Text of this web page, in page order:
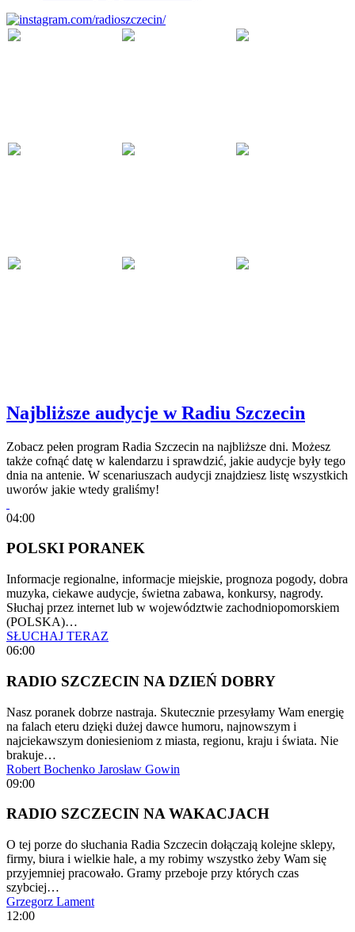
Najbliższe audycje w Radiu Szczecin
Zobacz pełen program Radia Szczecin na najbliższe dni. Możesz
także cofnąć datę w kalendarzu i sprawdzić, jakie audycje były tego
dnia na antenie. W scenariuszach audycji znajdziesz listę wszystkich
uworów jakie wtedy graliśmy!
04:00
POLSKI PORANEK
Informacje regionalne, informacje miejskie, prognoza pogody, dobra
muzyka, ciekawe audycje, świetna zabawa, konkursy, nagrody.
Słuchaj przez internet lub w województwie zachodniopomorskiem
(POLSKA)…
SŁUCHAJ TERAZ
06:00
RADIO SZCZECIN NA DZIEŃ DOBRY
Nasz poranek dobrze nastraja. Skutecznie przesyłamy Wam energię
na falach eteru dzięki dużej dawce humoru, najnowszym i
najciekawszym doniesieniom z miasta, regionu, kraju i świata. Nie
brakuje…
Robert Bochenko Jarosław Gowin
09:00
RADIO SZCZECIN NA WAKACJACH
O tej porze do słuchania Radia Szczecin dołączają kolejne sklepy,
firmy, biura i wielkie hale, a my robimy wszystko żeby Wam się
przyjemniej pracowało. Gramy przeboje przy których czas
szybciej…
Grzegorz Lament
12:00